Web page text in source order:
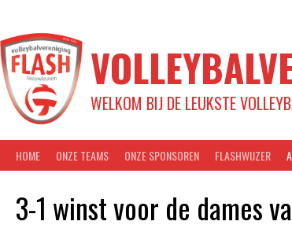
inhoud
WELKOM BIJ DE LEUKSTE
HOME ONZE TEAMS ONZE SPONSOREN FLASHWIJZER
3-1 winst voor de dames